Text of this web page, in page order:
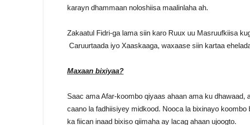
karayn dhammaan noloshiisa maalinlaha ah.
Zakaatul Fidri-ga lama siin karo Ruux uu Masruufkiisa
Caruurtaada iyo Xaaskaaga, waxaase siin kartaa
Maxaan bixiyaa?
Saac ama Afar-koombo qiyaas ahaan ama ku
caano la fadhiisiyey midkood. Nooca la bixinayo
ka fiican inaad bixiso qiimaha ay lacag ahaan ujoogto.